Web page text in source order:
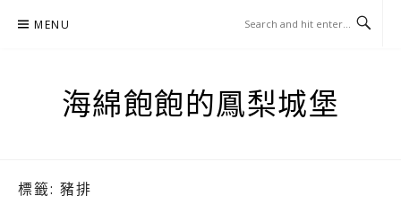
MENU
海綿飽飽的鳳梨城堡
標籤: 豬排